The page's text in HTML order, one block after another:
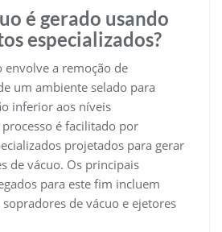
é gerado usando
especializados?
envolve a remoção de
um ambiente selado para
inferior aos níveis
é facilitado por
projetados para gerar
de vácuo. Os principais
para este fim incluem
de vácuo e ejetores